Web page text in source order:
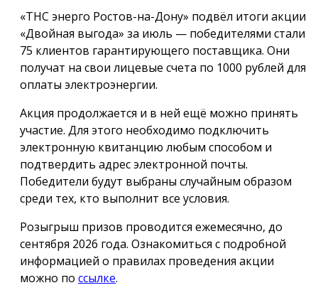
«ТНС энерго Ростов-на-Дону» подвёл итоги акции
«Двойная выгода» за июль — победителями стали
75 клиентов гарантирующего поставщика. Они
получат на свои лицевые счета по 1000 рублей для
оплаты электроэнергии.
Акция продолжается и в ней ещё можно принять
участие. Для этого необходимо подключить
электронную квитанцию любым способом и
подтвердить адрес электронной почты.
Победители будут выбраны случайным образом
среди тех, кто выполнит все условия.
Розыгрыш призов проводится ежемесячно, до
сентября 2026 года. Ознакомиться с подробной
информацией о правилах проведения акции
можно по ссылке.